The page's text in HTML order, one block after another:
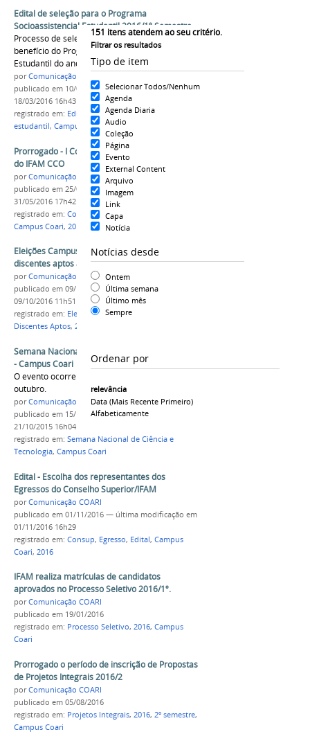
151 itens atendem ao seu critério.
Filtrar os resultados
Tipo de item
Selecionar Todos/Nenhum
Agenda
Agenda Diaria
Audio
Coleção
Página
Evento
External Content
Arquivo
Imagem
Link
Capa
Notícia
Notícias desde
Ontem
Última semana
Último mês
Sempre
Ordenar por
relevância
Data (mais Recente Primeiro)
Alfabeticamente
Edital de seleção para o Programa
Socioassistencial Estudantil 2016/1º Semestre
Processo de seleção para a concessão de
benefício do Programa Socioassistencial
Estudantil do ano letivo de 2016/1º Semestre
porComunicação COARI
publicado em 10/03/2016—última modificaçãoem
18/03/2016 16h43
registrado em: Edital ,programa socioassistencial
estudantil, Campus Coari ,2016
Prorrogado - I Concurso Literário da Biblioteca
do IFAM CCO
porComunicação COARI
publicado em 25/05/2016 — última modificação
31/05/2016 17h42
registrado em: Concurso Literário
Campus Coari, 2016
Eleições Campus Coari - Errata da lista de
discentes aptos a votar
porComunicação COARI
publicado em 09/10/2016 —última modificação
09/10/2016 11h51
registrado em: Eleições, Campus Coari
Discentes Aptos, 2016
Semana Nacional de Ciência e Tecnologia - IFAM
- Campus Coari
O evento ocorrerá do dia 19 ao dia 24 de
outubro.
porComunicação COARI
publicado em 15/10/2015—última modificação
21/10/2015 16h04
registrado em: Semana Nacional de Ciência e
Tecnologia, Campus Coari
Edital - Escolha dos representantes dos
Egressos do Conselho Superior/IFAM
porComunicação COARI
publicado em 01/11/2016 — última modificação em
01/11/2016 16h29
registrado em: Consup, Egresso, Edital, Campus
Coari, 2016
IFAM realiza matrículas de candidatos
aprovados no Processo Seletivo 2016/1º.
porComunicação COARI
publicado em 19/01/2016
registrado em: Processo Seletivo, 2016, Campus
Coari
Prorrogado o período de inscrição de Propostas
de Projetos Integrais 2016/2
porComunicação COARI
publicado em 05/08/2016
registrado em: Projetos Integrais, 2016, 2º semestre,
Campus Coari